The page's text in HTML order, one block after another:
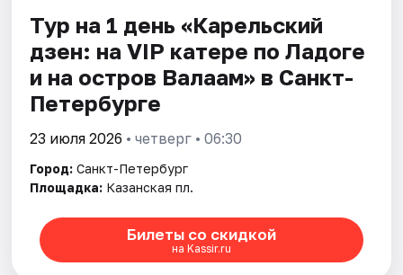
Тур на 1 день «Карельский
дзен: на VIP катере по Ладоге
и на остров Валаам» в Санкт-
Петербурге
23 июля 2026 • четверг • 06:30
Город: Санкт-Петербург
Площадка: Казанская пл.
Билеты со скидкой
на Kassir.ru